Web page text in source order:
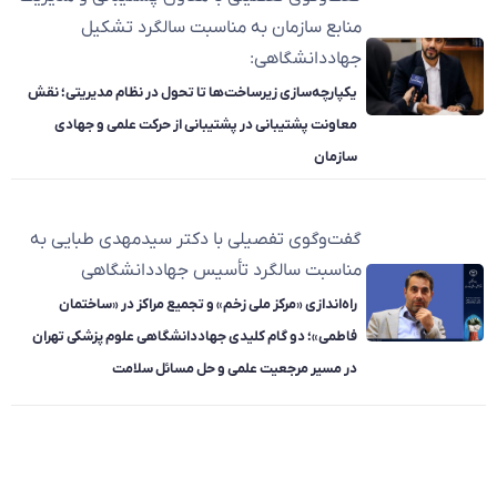
منابع سازمان به مناسبت سالگرد تشکیل
جهاددانشگاهی:
یکپارچه‌سازی زیرساخت‌ها تا تحول در نظام مدیریتی؛ نقش
معاونت پشتیبانی در پشتیبانی از حرکت علمی و جهادی
سازمان
گفت‌وگوی تفصیلی با دکتر سیدمهدی طبایی به
مناسبت سالگرد تأسیس جهاددانشگاهی
راه‌اندازی «مرکز ملی زخم» و تجمیع مراکز در «ساختمان
فاطمی»؛ دو گام کلیدی جهاددانشگاهی علوم پزشکی تهران
در مسیر مرجعیت علمی و حل مسائل سلامت